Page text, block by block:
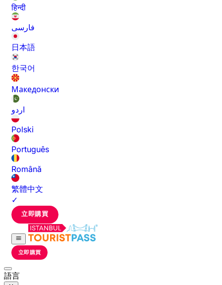
हिन्दी
فارسی
日本語
한국어
Македонски
اردو
Polski
Português
Română
繁體中文
✓
立即購買
立即購買
語言